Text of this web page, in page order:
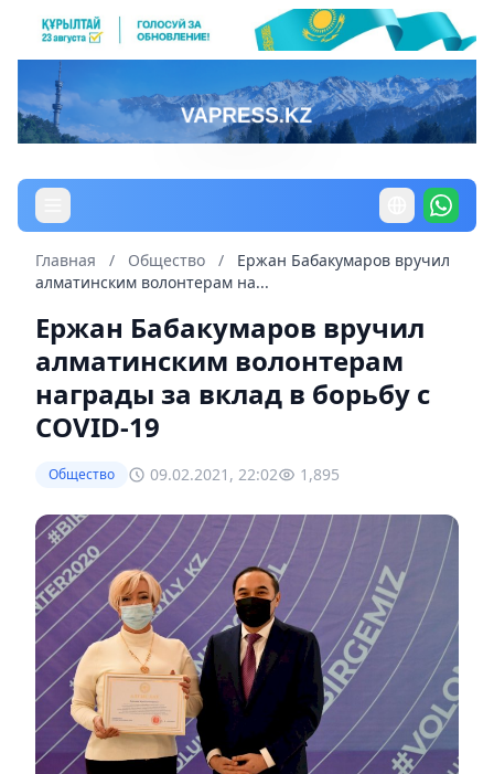
Главная / Общество /
Ержан Бабакумаров вручил
алматинским волонтерам на...
Ержан Бабакумаров вручил
алматинским волонтерам
награды за вклад в борьбу с
COVID-19
Общество 09.02.2021, 22:02 1,895